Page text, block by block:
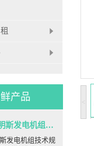
<
产品
400KW康明斯发电机组（国三排放）
发电机组技术规